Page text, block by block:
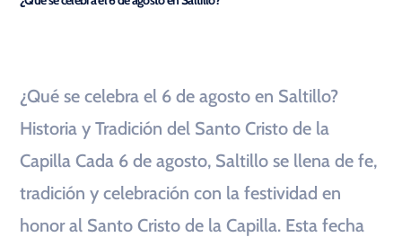
¿Qué se celebra el 6 de agosto en Saltillo?
Historia y Tradición del Santo Cristo de la
Capilla Cada 6 de agosto, Saltillo se llena de fe,
tradición y celebración con la festividad en
honor al Santo Cristo de la Capilla. Esta fecha